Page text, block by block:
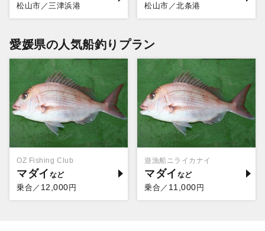
松山市／三津浜港 松山市／北条港
愛媛県の人気船釣りプラン
OZ Fishing Club
マダイ
乗合／ 12,000円
遊漁船ニライカナイ
マダイ
乗合／ 11,000円